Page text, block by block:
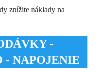
znížite náklady na
-
- NAPOJENIE